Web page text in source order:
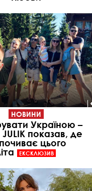
НОВИНИ
Україною –
показав, де
цього
ЕКСКЛЮЗИВ